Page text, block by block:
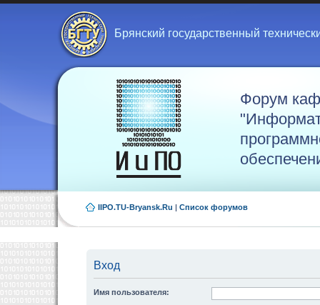
Брянский государственный
Форум
IIPO.TU-Bryansk.Ru | Список форумов
Вход
Имя пользователя: